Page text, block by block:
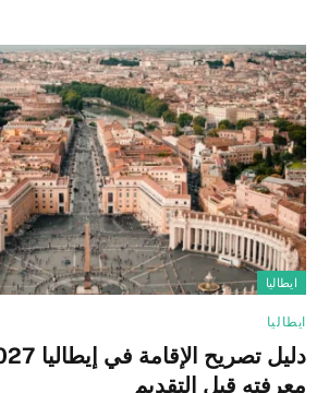
ايطاليا
ايطاليا
معرفته قبل التقديم